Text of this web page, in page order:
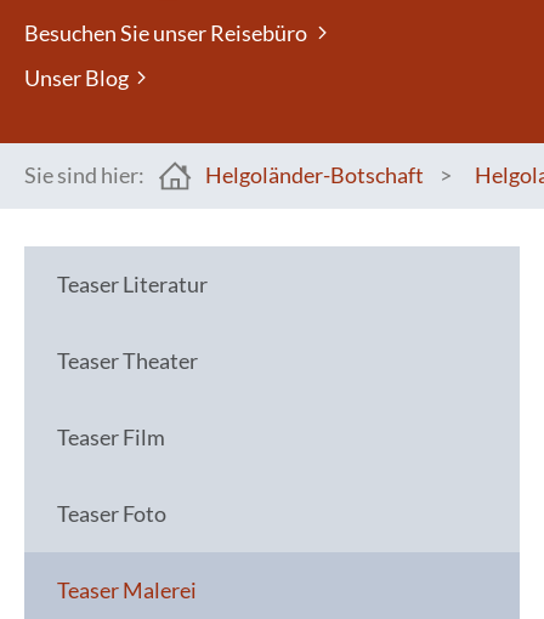
Besuchen Sie unser Reisebüro
Unser Blog
You are here:
Sie sind hier: Helgoländer-Botschaft >
Teaser Literatur
Teaser Theater
Teaser Film
Teaser Foto
Teaser Malerei